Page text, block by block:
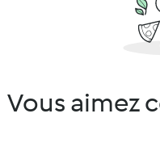
Vous aimez